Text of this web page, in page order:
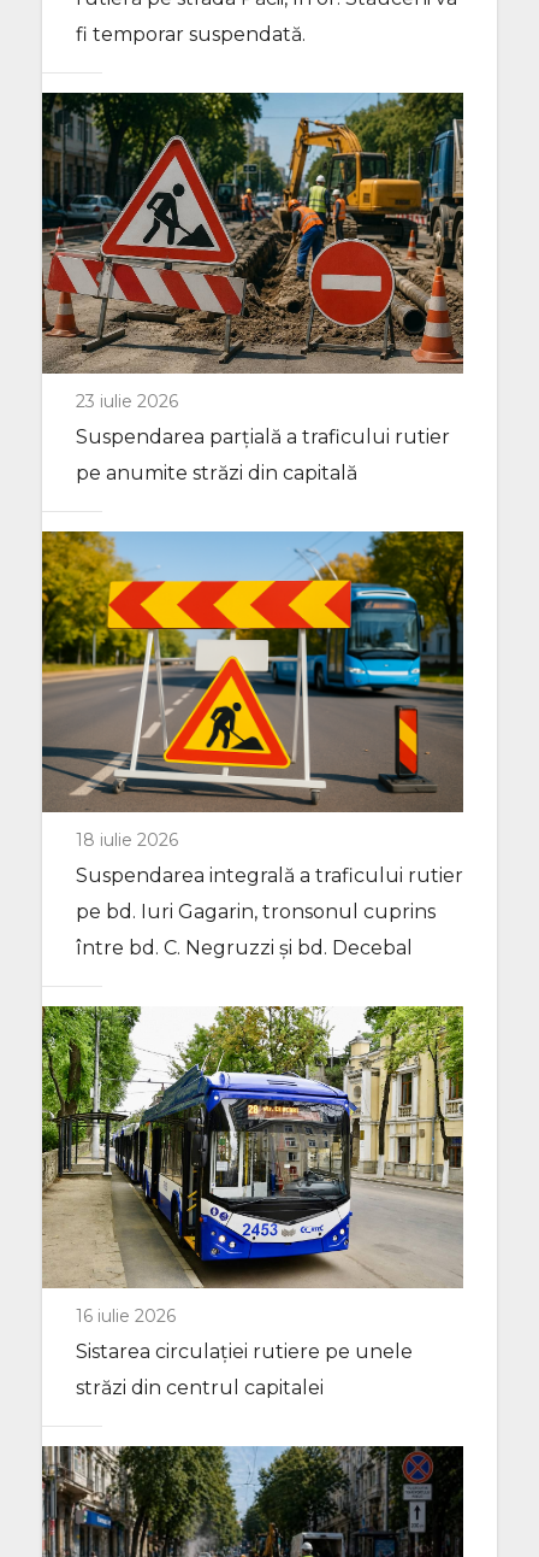
fi temporar suspendată.
23 iulie 2026
Suspendarea parțială a traficului rutier
pe anumite străzi din capitală
18 iulie 2026
Suspendarea integrală a traficului rutier
pe bd. Iuri Gagarin, tronsonul cuprins
între bd. C. Negruzzi și bd. Decebal
16 iulie 2026
Sistarea circulației rutiere pe unele
străzi din centrul capitalei